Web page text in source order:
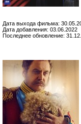
Дата выхода фильма:
Дата добавления: 03.06.2022
Последнее обновление: